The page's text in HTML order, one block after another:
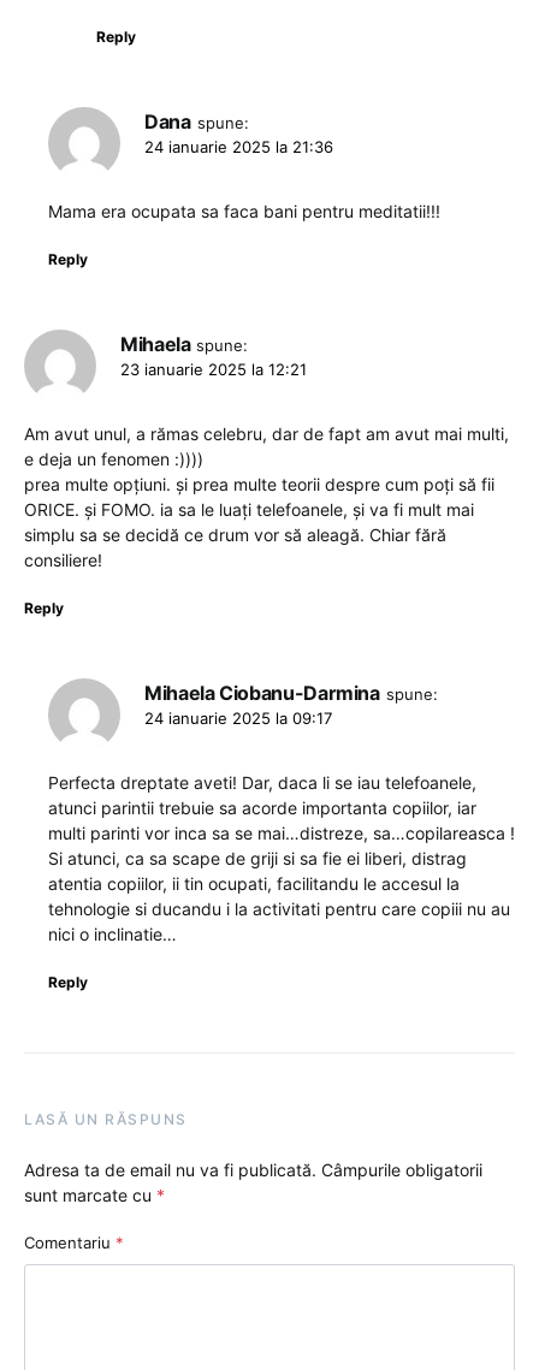
Reply
Dana spune:
24 ianuarie 2025 la 21:36
Mama era ocupata sa faca bani pentru meditatii!!!
Reply
Mihaela spune:
23 ianuarie 2025 la 12:21
Am avut unul, a rămas celebru, dar de fapt am avut mai multi,
e deja un fenomen :))))
prea multe opțiuni. și prea multe teorii despre cum poți să fii
ORICE. și FOMO. ia sa le luați telefoanele, și va fi mult mai
simplu sa se decidă ce drum vor să aleagă. Chiar fără
consiliere!
Reply
Mihaela Ciobanu-Darmina spune:
24 ianuarie 2025 la 09:17
Perfecta dreptate aveti! Dar, daca li se iau telefoanele,
atunci parintii trebuie sa acorde importanta copiilor, iar
multi parinti vor inca sa se mai…distreze, sa…copilareasca !
Si atunci, ca sa scape de griji si sa fie ei liberi, distrag
atentia copiilor, ii tin ocupati, facilitandu le accesul la
tehnologie si ducandu i la activitati pentru care copiii nu au
nici o inclinatie…
Reply
LASĂ UN RĂSPUNS
Adresa ta de email nu va fi publicată. Câmpurile obligatorii
sunt marcate cu *
Comentariu *